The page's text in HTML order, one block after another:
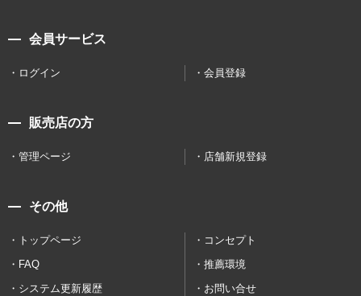
会員サービス
ログイン 会員登録
販売店の方
管理ページ 店舗新規登録
その他
トップページ
コンセプト
FAQ
推薦環境
システム更新履歴
お問い合せ